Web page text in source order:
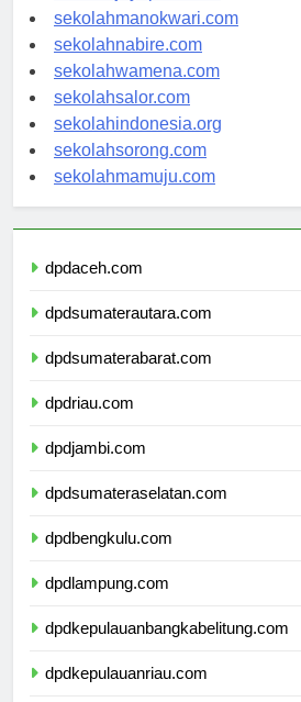
sekolahjayapura.com
sekolahmanokwari.com
sekolahnabire.com
sekolahwamena.com
sekolahsalor.com
sekolahindonesia.org
sekolahsorong.com